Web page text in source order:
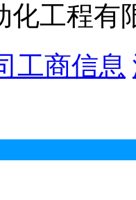
工程有
工商信息